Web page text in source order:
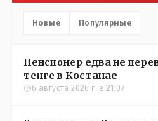
Новые Популярные
Пенсионер едва не
тенге в Костанае
6 августа 2026 г. в 21:07